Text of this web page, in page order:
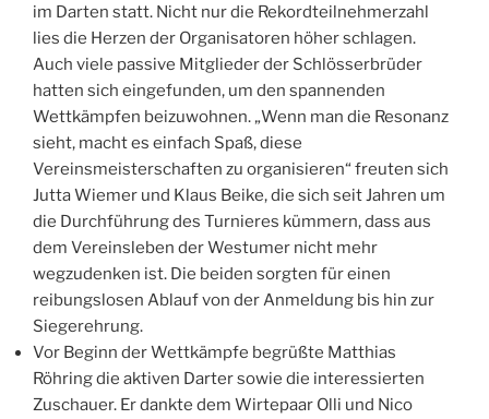
im Darten statt. Nicht nur die Rekordteilnehmerzahl
lies die Herzen der Organisatoren höher schlagen.
Auch viele passive Mitglieder der Schlösserbrüder
hatten sich eingefunden, um den spannenden
Wettkämpfen beizuwohnen. „Wenn man die Resonanz
sieht, macht es einfach Spaß, diese
Vereinsmeisterschaften zu organisieren“ freuten sich
Jutta Wiemer und Klaus Beike, die sich seit Jahren um
die Durchführung des Turnieres kümmern, dass aus
dem Vereinsleben der Westumer nicht mehr
wegzudenken ist. Die beiden sorgten für einen
reibungslosen Ablauf von der Anmeldung bis hin zur
Siegerehrung.
Vor Beginn der Wettkämpfe begrüßte Matthias
Röhring die aktiven Darter sowie die interessierten
Zuschauer. Er dankte dem Wirtepaar Olli und Nico